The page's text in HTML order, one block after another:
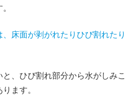
床面が剥がれたりひび割れたり
、ひび割れ部分から水がしみこ
ます。